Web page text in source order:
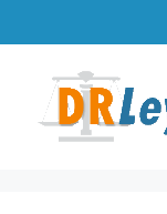
to